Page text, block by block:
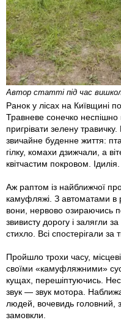
Автор статті під час
Ранок у лісах на Київщині
Травневе сонечко неспішно
пригрівати зелену
звичайне буденне життя:
гілку, комахи дзижчали, а
квітчастим покровом. Ідилія.
Аж раптом із найближчої
камуфляжі. З автоматами в
вони, нервово озираючись
звивисту дорогу і залягли
стихло. Всі спостерігали за
Пройшло трохи часу, місцеві
своїми «камуфляжними»
кущах, перешіптуючись.
звук — звук мотора.
людей, вочевидь головний,
замовкли.